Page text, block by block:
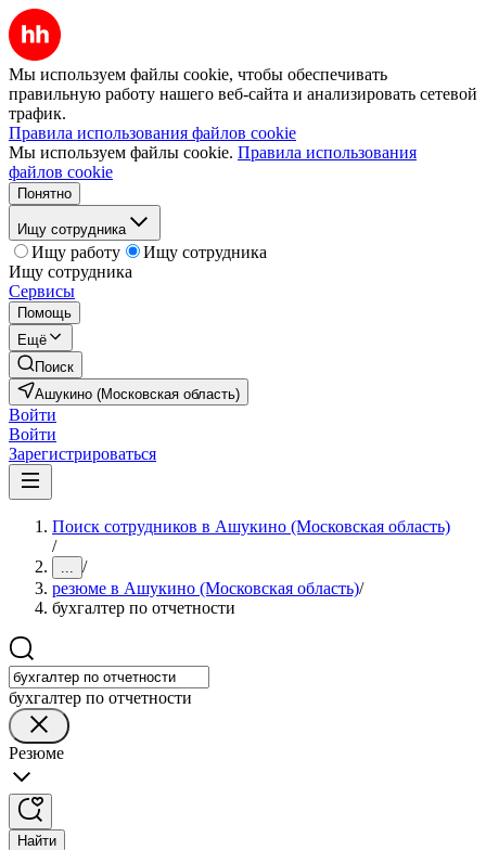
Мы используем файлы cookie, чтобы обеспечивать
правильную работу нашего веб-сайта и анализировать сетевой
трафик.
Правила использования файлов cookie
Мы используем файлы cookie. Правила использования
файлов cookie
Понятно
Ищу сотрудника
Ищу работу
Ищу сотрудника
Ищу сотрудника
Сервисы
Помощь
Ещё
Поиск
Ашукино (Московская область)
Войти
Войти
Зарегистрироваться
Поиск сотрудников в Ашукино (Московская область)
/
... /
резюме в Ашукино (Московская область)/
бухгалтер по отчетности
бухгалтер по отчетности
Резюме
Найти